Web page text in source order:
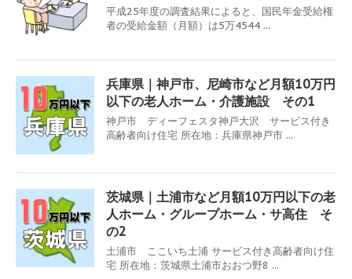
平成25年度の調査結果によると、国民年金受給権
者の受給金額（月額）は5万4544 ...
兵庫県｜神戸市、尼崎市など月額10万円
以下の老人ホーム・介護施設 その1
神戸市 ディーフェスタ神戸大沢 サービス付き
高齢者向け住宅 所在地：兵庫県神戸市 ...
茨城県｜土浦市など月額10万円以下の老
人ホーム・グループホーム・サ高住 そ
の2
土浦市 ここいち土浦 サービス付き高齢者向け住
宅 所在地：茨城県土浦市おおつ野8 ...